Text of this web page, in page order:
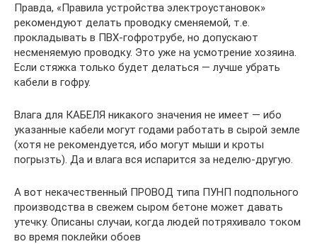
Правда, «Правила устройства электроустановок»
рекомендуют делать проводку сменяемой, т.е.
прокладывать в ПВХ-гофротрубе, но допускают
несменяемую проводку. Это уже на усмотрение хозяина.
Если стяжка только будет делаться — лучше убрать
кабели в гофру.
Влага для КАБЕЛЯ никакого значения не имеет — ибо
указанные кабели могут годами работать в сырой земле
(хотя не рекомендуется, ибо могут мыши и кроты
погрызть). Да и влага вся испарится за неделю-другую.
А вот некачественный ПРОВОД типа ПУНП подпольного
производства в свежем сыром бетоне может давать
утечку. Описаны случаи, когда людей потряхивало током
во время поклейки обоев